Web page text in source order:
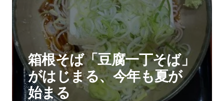
箱根そば「豆腐一丁そば」
がはじまる、今年も夏が
始まる